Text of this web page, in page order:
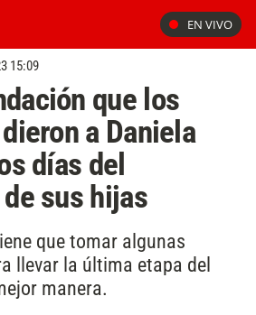
EN VIVO
15:09
que los
a Daniela
días del
sus hijas
que tomar algunas
llevar la última etapa del
manera.